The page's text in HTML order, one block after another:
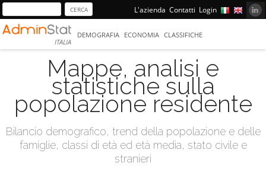
L'azienda Contatti Login
ITALIA
DEMOGRAFIA ECONOMIA CLASSIFICHE
Mappe, analisi e
statistiche sulla
popolazione residente
Bilancio demografico, trend della popolazione e delle
famiglie, classi di età ed età media, stato civile e
stranieri